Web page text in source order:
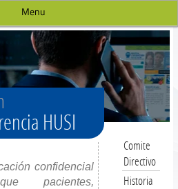
Menu
HUSI
confidencial
pacientes,
Comite
Directivo
Historia